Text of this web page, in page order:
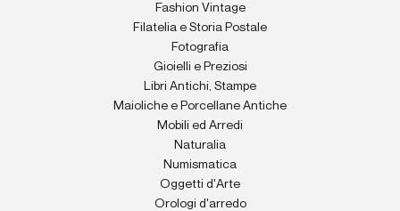
Fashion Vintage
Filatelia e Storia Postale
Fotografia
Gioielli e Preziosi
Libri Antichi, Stampe
Maioliche e Porcellane Antiche
Mobili ed Arredi
Naturalia
Numismatica
Oggetti d'Arte
Orologi d'arredo